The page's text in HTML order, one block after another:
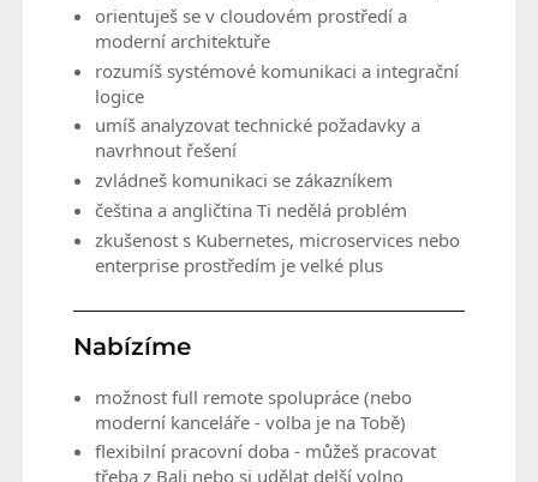
orientuješ se v cloudovém prostředí a
moderní architektuře
rozumíš systémové komunikaci a integrační
logice
umíš analyzovat technické požadavky a
navrhnout řešení
zvládneš komunikaci se zákazníkem
čeština a angličtina Ti nedělá problém
zkušenost s Kubernetes, microservices nebo
enterprise prostředím je velké plus
Nabízíme
možnost full remote spolupráce (nebo
moderní kanceláře - volba je na Tobě)
flexibilní pracovní doba - můžeš pracovat
třeba z Bali nebo si udělat delší volno